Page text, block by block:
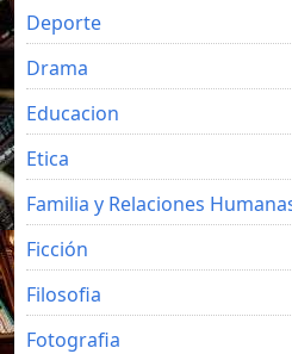
Deporte
Drama
Educacion
Etica
Familia y Relaciones
Ficción
Filosofia
Fotografia